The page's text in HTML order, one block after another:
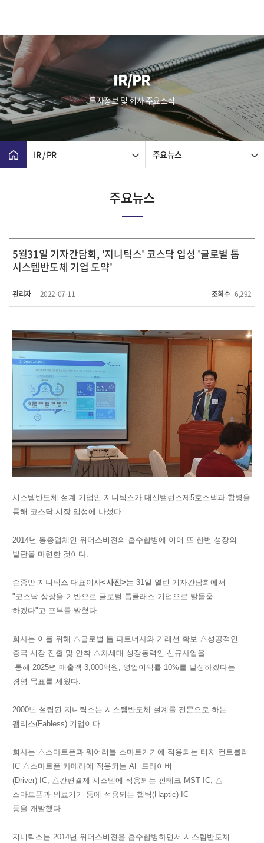
IR/PR
투자정보 및 회사 주요소식
IR / PR 주요뉴스
주요뉴스
5월31일 기자간담회, '지니틱스' 코스닥 입성 '글로벌 톱
시스템반도체 기업 도약'
관리자 2022-07-11 조회수 6,292
시스템반도체 설계 기업인 지니틱스가 대신밸런스제5호스팩과 합병을
통해 코스닥 시장 입성에 나섰다.
2014년 동종업체인 위더스비젼의 흡수합병에 이어 또 한번 성장의
발판을 마련한 것이다.
손종만 지니틱스 대표이사<사진>는 31일 열린 기자간담회에서
"코스닥 상장을 기반으로 글로벌 톱클래스 기업으로 발돋움
하겠다"고 포부를 밝혔다.
회사는 이를 위해 △글로벌 톱 파트너사와 거래선 확보 △성공적인
중국 시장 진출 및 안착 △차세대 성장동력인 신규사업을
통해 2025년 매출액 3,000억원, 영업이익률 10%를 달성하겠다는
경영 목표를 세웠다.
2000년 설립된 지니틱스는 시스템반도체 설계를 전문으로 하는
팹리스(Fabless) 기업이다.
회사는 △스마트폰과 웨어러블 스마트기기에 적용되는 터치 컨트롤러
IC △스마트폰 카메라에 적용되는 AF 드라이버
(Driver) IC, △간편결제 시스템에 적용되는 핀테크 MST IC, △
스마트폰과 의료기기 등에 적용되는 햅틱(Haptic) IC
등을 개발했다.
지니틱스는 2014년 위더스비젼을 흡수합병하면서 시스템반도체